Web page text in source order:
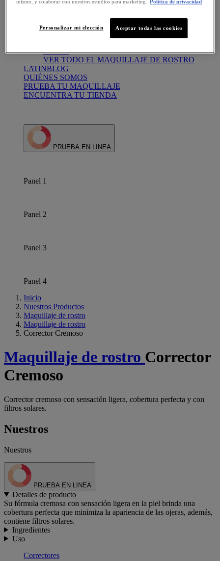
VER TODO EL MAQUILLAJE DE OJOS
Correctores
Rubores
VER TODO EL MAQUILLAJE DE ROSTRO
LATINBLOG
QUIÉNES SOMOS
PRUEBA TU MAQUILLAJE
ENCUENTRA TU TIENDA
PRUEBA EN LINEA
Panel 1
Panel 2
Panel 3
Panel 4
Inicio
Nuestros Productos
Maquillaje de rostro
Maquillaje de rostro
Corrector Cremoso
Maquillaje de rostro Corrector
Cremoso
Corrector cremoso con sensación ligera, cobertura perfecta y con
filtros solares.
Nuestros
Nuestros
PRUEBA EN LINEA
Detalles de producto
Su fórmula cremosa con sensación ligera en la piel brinda una
cobertura perfecta que minimiza la apariencia de las ojeras, además,
contiene filtros solares.
Ingredientes
Uso
Correctores
mismo, y colaborar con nuestros estudios para marketing.
Política de privacidad
Aceptar todas las cookies
Personalizar mi elección